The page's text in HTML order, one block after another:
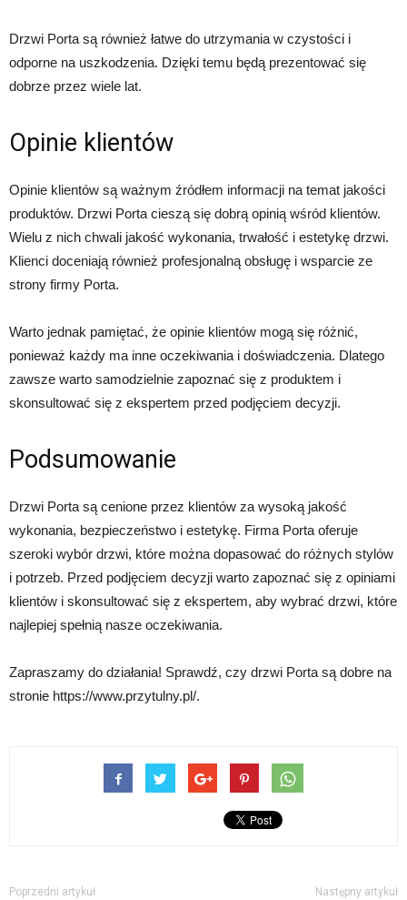
Drzwi Porta są również łatwe do utrzymania w czystości i
odporne na uszkodzenia. Dzięki temu będą prezentować się
dobrze przez wiele lat.
Opinie klientów
Opinie klientów są ważnym źródłem informacji na temat jakości
produktów. Drzwi Porta cieszą się dobrą opinią wśród klientów.
Wielu z nich chwali jakość wykonania, trwałość i estetykę drzwi.
Klienci doceniają również profesjonalną obsługę i wsparcie ze
strony firmy Porta.
Warto jednak pamiętać, że opinie klientów mogą się różnić,
ponieważ każdy ma inne oczekiwania i doświadczenia. Dlatego
zawsze warto samodzielnie zapoznać się z produktem i
skonsultować się z ekspertem przed podjęciem decyzji.
Podsumowanie
Drzwi Porta są cenione przez klientów za wysoką jakość
wykonania, bezpieczeństwo i estetykę. Firma Porta oferuje
szeroki wybór drzwi, które można dopasować do różnych stylów
i potrzeb. Przed podjęciem decyzji warto zapoznać się z opiniami
klientów i skonsultować się z ekspertem, aby wybrać drzwi, które
najlepiej spełnią nasze oczekiwania.
Zapraszamy do działania! Sprawdź, czy drzwi Porta są dobre na
stronie https://www.przytulny.pl/.
Poprzedni artykuł Następny artykuł